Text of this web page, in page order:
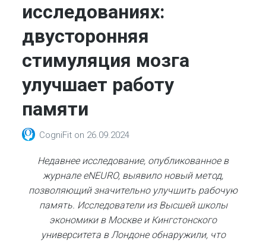
исследованиях:
двусторонняя
стимуляция мозга
улучшает работу
памяти
CogniFit on 26.09.2024
Недавнее исследование, опубликованное в
журнале eNEURO, выявило новый метод,
позволяющий значительно улучшить рабочую
память. Исследователи из Высшей школы
экономики в Москве и Кингстонского
университета в Лондоне обнаружили, что